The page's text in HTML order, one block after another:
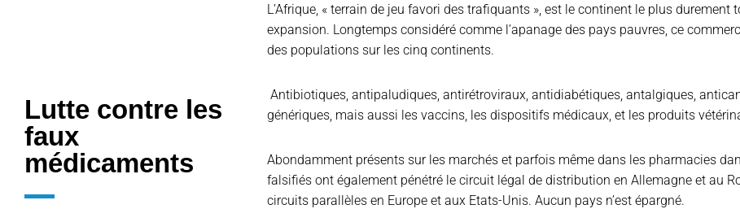
Lutte contre les
faux
médicaments
L’Afrique, « terrain de jeu favori des trafiquants », est le continent le plus
expansion. Longtemps considéré comme l’apanage des pays pauvres, ce
des populations sur les cinq continents.
Antibiotiques, antipaludiques, antirétroviraux, antidiabétiques, antalgiques,
génériques, mais aussi les vaccins, les dispositifs médicaux, et les produits
Abondamment présents sur les marchés et parfois même dans les pharmacies
falsifiés ont également pénétré le circuit légal de distribution en Allemagne et au
circuits parallèles en Europe et aux Etats-Unis. Aucun pays n’est épargné.